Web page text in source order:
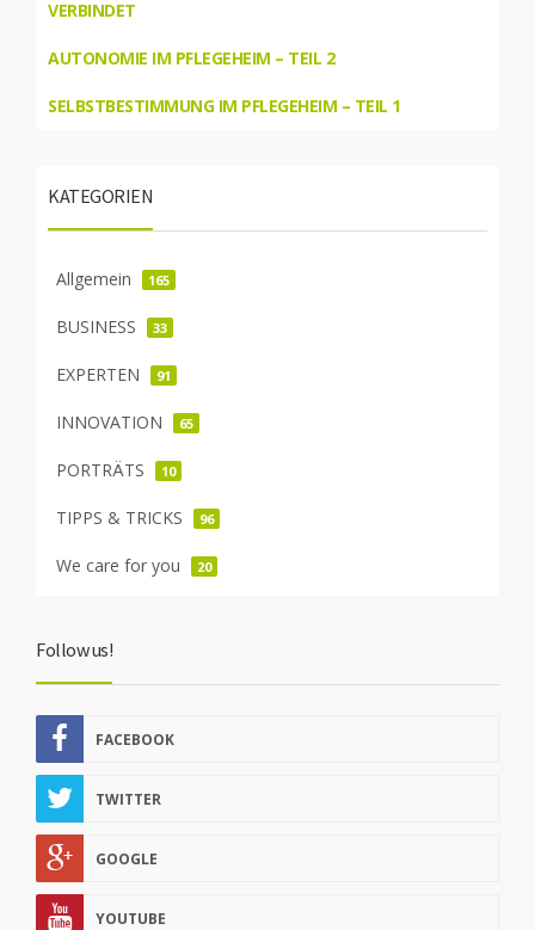
VERBINDET
AUTONOMIE IM PFLEGEHEIM – TEIL 2
SELBSTBESTIMMUNG IM PFLEGEHEIM – TEIL 1
KATEGORIEN
Allgemein 165
BUSINESS 33
EXPERTEN 91
INNOVATION 65
PORTRÄTS 10
TIPPS & TRICKS 96
We care for you 20
Follow us!
FACEBOOK
TWITTER
GOOGLE
YOUTUBE